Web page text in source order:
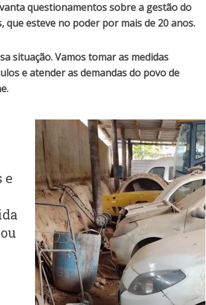
questionamentos sobre a gestão do
esteve no poder por mais de 20 anos.
situação. Vamos tomar as medidas
e atender as demandas do povo de
e